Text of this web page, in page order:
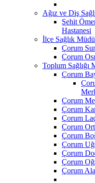
Ağız ve Diş
Şehit
Hastanesi
İlçe Sağlık
Çorum
Çorum
Toplum Sağlığı
Çorum
Çorum
Çorum
Çorum
Çorum
Çorum
Çorum
Çorum
Çorum
Çorum